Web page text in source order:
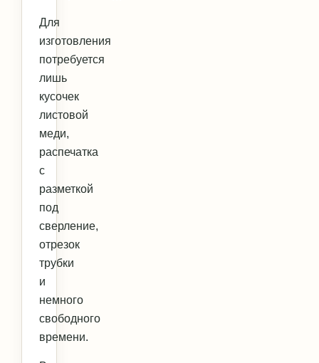
Для
изготовления
потребуется
лишь
кусочек
листовой
меди,
распечатка
с
разметкой
под
сверление,
отрезок
трубки
и
немного
свободного
времени.